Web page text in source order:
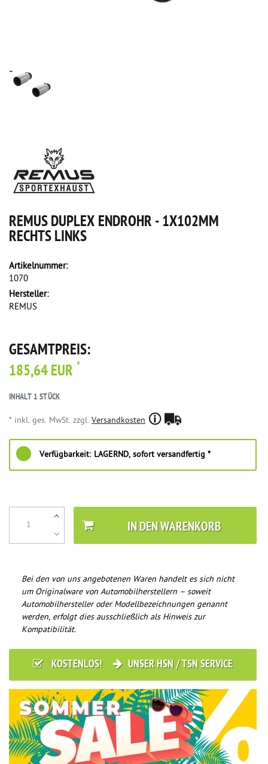
REMUS DUPLEX ENDROHR - 1X102MM
RECHTS LINKS
Artikelnummer:
1070
Hersteller:
REMUS
GESAMTPREIS:
185,64 EUR *
INHALT 1STÜCK
* inkl. ges. MwSt. zzgl. Versandkosten
Verfügbarkeit: LAGERND, sofort versandfertig *
IN DEN WARENKORB
Bei den von uns angebotenen Waren handelt es sich nicht
um Originalware von Automobilherstellern – soweit
Automobilhersteller oder Modellbezeichnungen genannt
werden, erfolgt dies ausschließlich als Hinweis zur
Kompatibilität.
KOSTENLOS! UNSER HSN / TSN SERVICE